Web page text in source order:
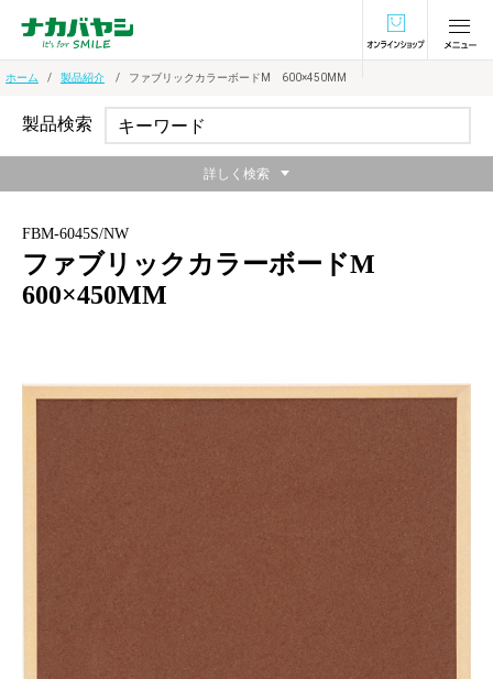
オンラインショ
ホーム 製品紹介 ファブリックカラーボードM 600×450MM
FBM-6045S/NW
ファブリックカラーボードM
600×450MM
高級感のある縁丸仕上げ。汚れや反りを防止する
+ 税
リバーシブルタイプなので使用シーンによって使い分け可能。
製品検索
詳しく検索